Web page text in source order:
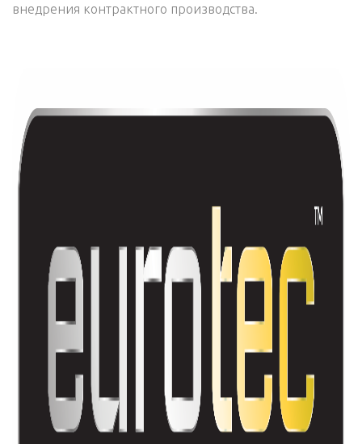
внедрения контрактного производства.